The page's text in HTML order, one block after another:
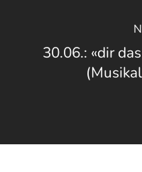
30.06.: «dir